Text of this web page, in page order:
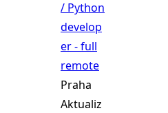
/ Python
develop
er - full
remote
Praha
Aktualiz